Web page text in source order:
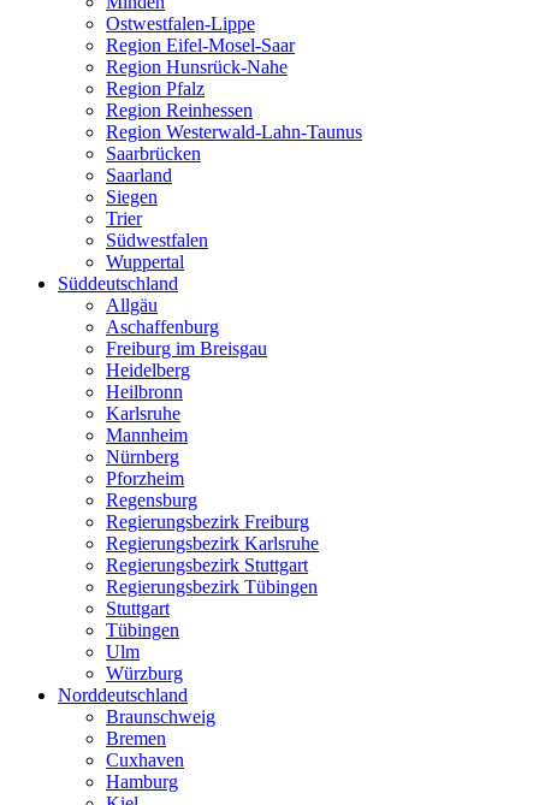
Ostwestfalen-Lippe
Region Eifel-Mosel-Saar
Region Hunsrück-Nahe
Region Pfalz
Region Reinhessen
Region Westerwald-Lahn-Taunus
Saarbrücken
Saarland
Siegen
Trier
Südwestfalen
Wuppertal
Süddeutschland
Allgäu
Aschaffenburg
Freiburg im Breisgau
Heidelberg
Heilbronn
Karlsruhe
Mannheim
Nürnberg
Pforzheim
Regensburg
Regierungsbezirk Freiburg
Regierungsbezirk Karlsruhe
Regierungsbezirk Stuttgart
Regierungsbezirk Tübingen
Stuttgart
Tübingen
Ulm
Würzburg
Norddeutschland
Braunschweig
Bremen
Cuxhaven
Hamburg